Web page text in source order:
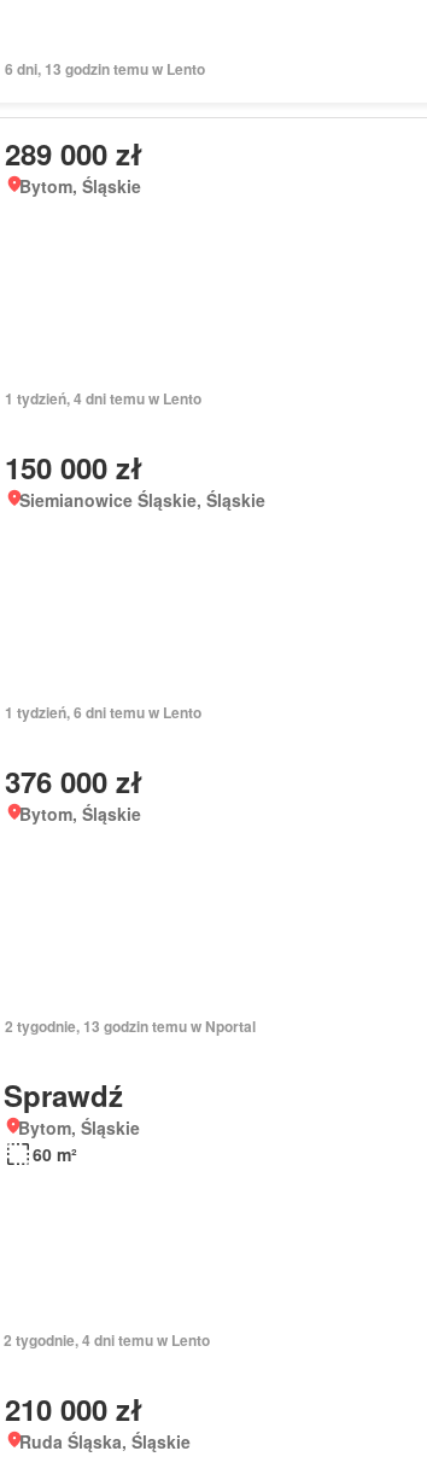
6 dni, 13 godzin temu w Lento
289 000 zł
Bytom, Śląskie
1 tydzień, 4 dni temu w Lento
150 000 zł
Siemianowice Śląskie, Śląskie
1 tydzień, 6 dni temu w Lento
376 000 zł
Bytom, Śląskie
2 tygodnie, 13 godzin temu w Nportal
Sprawdź
Bytom, Śląskie
60 m²
2 tygodnie, 4 dni temu w Lento
210 000 zł
Ruda Śląska, Śląskie